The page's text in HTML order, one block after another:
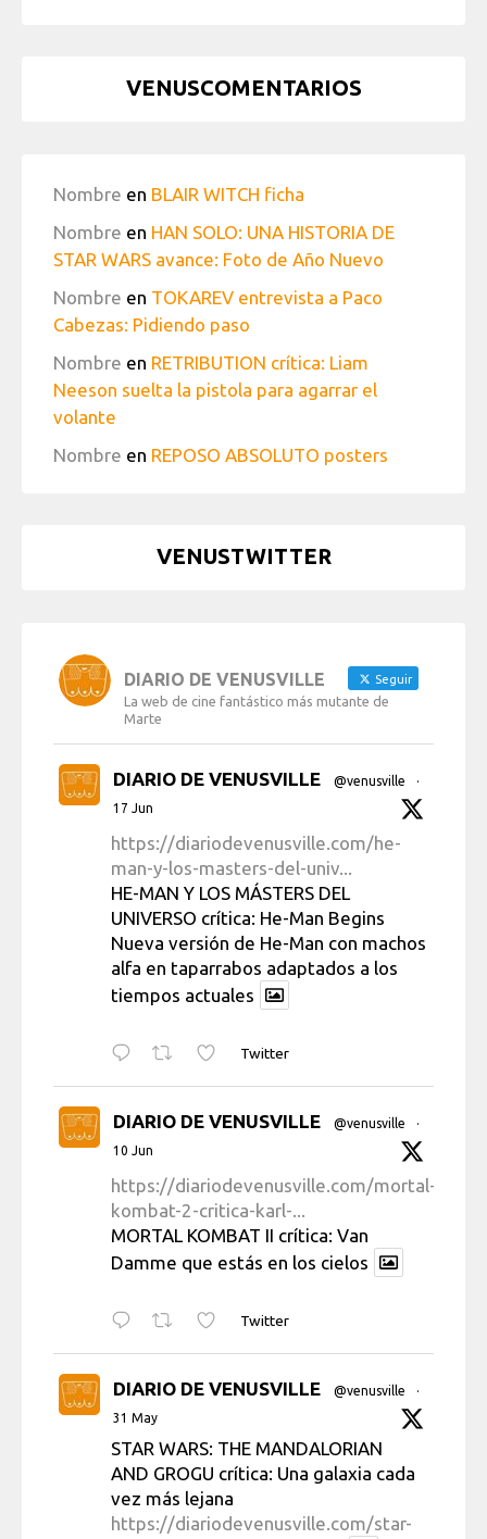
VENUSCOMENTARIOS
Nombre en BLAIR WITCH ficha
Nombre en HAN SOLO: UNA HISTORIA DE
STAR WARS avance: Foto de Año Nuevo
Nombre en TOKAREV entrevista a Paco
Cabezas: Pidiendo paso
Nombre en RETRIBUTION crítica: Liam
Neeson suelta la pistola para agarrar el
volante
Nombre en REPOSO ABSOLUTO posters
VENUSTWITTER
DIARIO DE VENUSVILLE Seguir
La web de cine fantástico más mutante de
Marte
DIARIO DE VENUSVILLE @venusville
·
17 Jun
https://diariodevenusville.com/he-
man-y-los-masters-del-univ...
HE-MAN Y LOS MÁSTERS DEL
UNIVERSO crítica: He-Man Begins
Nueva versión de He-Man con machos
alfa en taparrabos adaptados a los
tiempos actuales
Twitter
DIARIO DE VENUSVILLE @venusville
·
10 Jun
https://diariodevenusville.com/mortal-
kombat-2-critica-karl-...
MORTAL KOMBAT II crítica: Van
Damme que estás en los cielos
Twitter
DIARIO DE VENUSVILLE @venusville
·
31 May
STAR WARS: THE MANDALORIAN
AND GROGU crítica: Una galaxia cada
vez más lejana
https://diariodevenusville.com/star-